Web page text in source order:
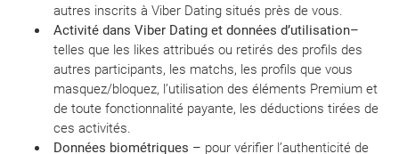
autres inscrits à Viber Dating situés près de vous.
Activité dans Viber Dating et données d’utilisation–
telles que les likes attribués ou retirés des profils des
autres participants, les matchs, les profils que vous
masquez/bloquez, l’utilisation des éléments Premium et
de toute fonctionnalité payante, les déductions tirées de
ces activités.
Données biométriques – pour vérifier l’authenticité de